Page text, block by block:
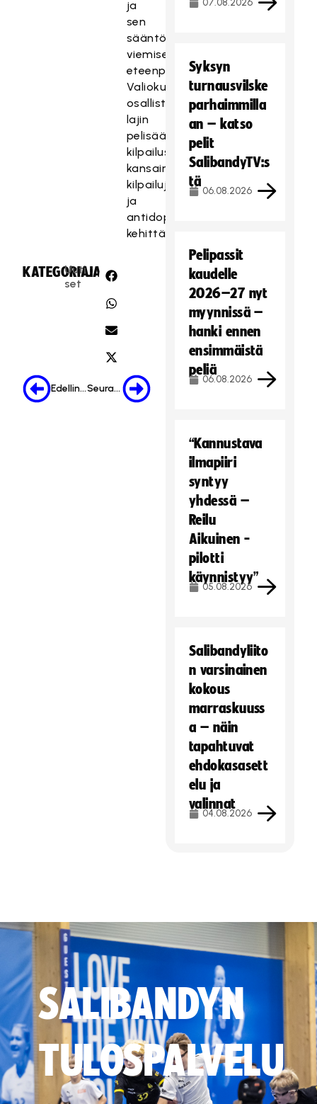
ja
sen
sääntöjen
viemisessä
eteenpäin.
Valiokunta
osallistuu
lajin
pelisääntömuutosten,
kilpailusääntöjen,
kansainvälisten
kilpailujen
ja
antidopingtyön
kehittämiseen.
KATEGORIA:
Uuti
set
JAA:
Edellinen Seuraava
07.08.2026
Syksyn
turnausvilske
parhaimmilla
an – katso
pelit
SalibandyTV:s
tä
06.08.2026
Pelipassit
kaudelle
2026–27 nyt
myynnissä –
hanki ennen
ensimmäistä
peliä
06.08.2026
“Kannustava
ilmapiiri
syntyy
yhdessä –
Reilu
Aikuinen -
pilotti
käynnistyy”
05.08.2026
Salibandyliito
n varsinainen
kokous
marraskuuss
a – näin
tapahtuvat
ehdokasasett
elu ja
valinnat
04.08.2026
SALIBANDYN
TULOSPALVELU